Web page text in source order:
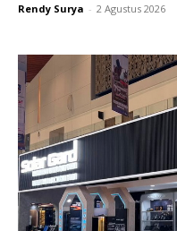
Rendy Surya - 2 Agustus 2026